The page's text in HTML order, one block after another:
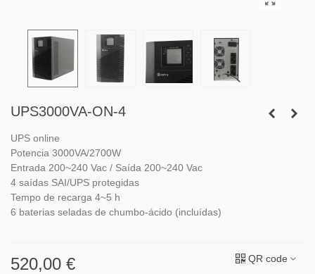
UPS3000VA-ON-4
UPS online
Potencia 3000VA/2700W
Entrada 200~240 Vac / Saída 200~240 Vac
4 saídas SAI/UPS protegidas
Tempo de recarga 4~5 h
6 baterias seladas de chumbo-ácido (incluídas)
520,00 € QR code